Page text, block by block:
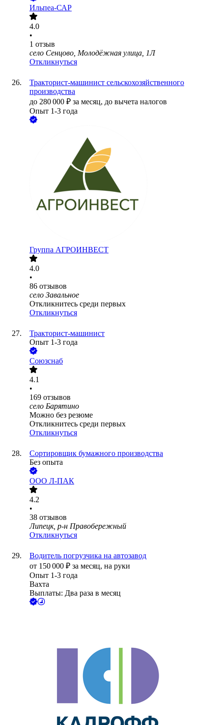
Ильпеа-САР
4.0
•
1 отзыв
село Сенцово, Молодёжная улица, 1Л
Откликнуться
Тракторист-машинист сельскохозяйственного
производства
до 280 000 ₽ за месяц, до вычета налогов
Опыт 1-3 года
Группа АГРОИНВЕСТ
4.0
•
86 отзывов
село Завальное
Откликнитесь среди первых
Откликнуться
Тракторист-машинист
Опыт 1-3 года
Союзснаб
4.1
•
169 отзывов
село Барятино
Можно без резюме
Откликнитесь среди первых
Откликнуться
Сортировщик бумажного производства
Без опыта
ООО Л-ПАК
4.2
•
38 отзывов
Липецк, р-н Правобережный
Откликнуться
Водитель погрузчика на автозавод
от 150 000 ₽ за месяц, на руки
Опыт 1-3 года
Вахта
Выплаты: Два раза в месяц